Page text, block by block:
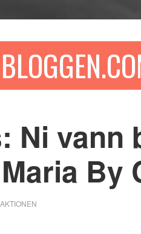
Ni vann
By